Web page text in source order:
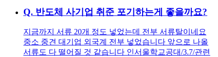
Q. 반도체 사기업 취준 포기하는게 좋을까요?
지금까지 서류 20개 정도 넣었는데 전부 서류탈이네요
중소 중견 대기업 외국계 전부 넣었습니다 앞으로 나올
서류도 다 떨어질 것 같습니다 인서울학교공대/3.7/관련